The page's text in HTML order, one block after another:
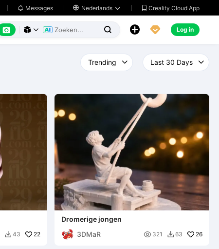
 Messages  Nederlands   Creality Cloud App
      Log in
 43 22
Dromerige jongen
3DMaR
 321  63 26